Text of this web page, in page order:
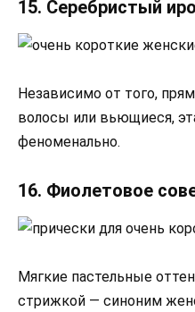
15. Серебристый
Независимо от того,
волосы или вьющиеся,
феноменально.
16. Фиолетовое
Мягкие пастельные
стрижкой — синоним